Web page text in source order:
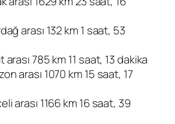
arası 132 km 1 saat, 53
785 km 11 saat, 13 dakika
arası 1070 km 15 saat, 17
arası 1166 km 16 saat, 39